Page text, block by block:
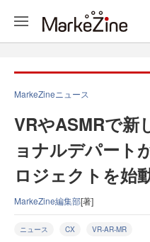
MarkeZineニュース
VRやASMRで
ョナルデパート
ロジェクトを始
MarkeZine編集部[著]
ニュース CX VR-AR-MR